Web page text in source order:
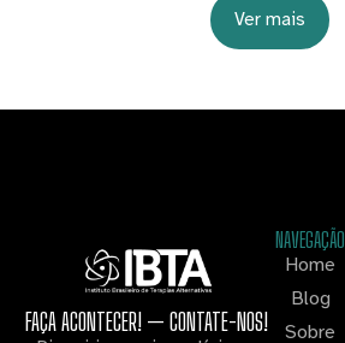
Ver mais
FAÇA ACONTECER! — CONTATE-NOS!
NAVEGAÇÃO
Home
Blog
Sobre